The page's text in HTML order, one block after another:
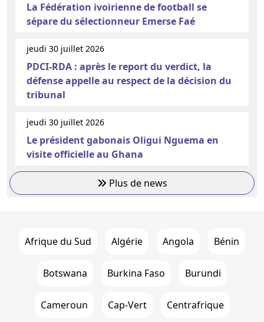
La Fédération ivoirienne de football se
sépare du sélectionneur Emerse Faé
jeudi 30 juillet 2026
PDCI-RDA : après le report du verdict, la
défense appelle au respect de la décision du
tribunal
jeudi 30 juillet 2026
Le président gabonais Oligui Nguema en
visite officielle au Ghana
Plus de news
Afrique du Sud Algérie Angola Bénin
Botswana Burkina Faso Burundi
Cameroun Cap-Vert Centrafrique